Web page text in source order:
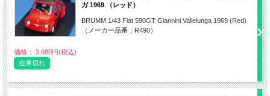
ガ 1969 （レッド）
BRUMM 1/43 Fiat 590GT Giannini Vallelunga 1969 (Red)
（メーカー品番：R490）
価格： 3,680円(税込)
在庫切れ